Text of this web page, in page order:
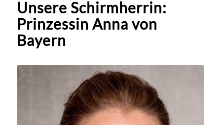
Unsere Schirmherrin:
Prinzessin Anna von
Bayern